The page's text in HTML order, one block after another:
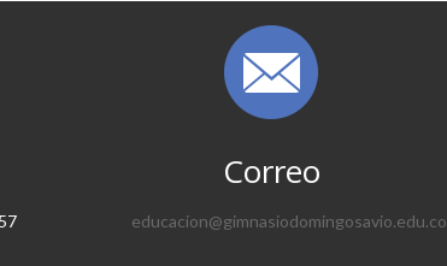
Correo
educacion@gimnasiodomingosavio.edu.co